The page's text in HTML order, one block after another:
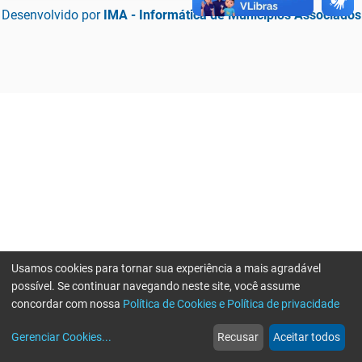
Desenvolvido por IMA - Informática de Municípios Associados
web
Notícias
more_horiz
Mais
Usamos cookies para tornar sua experiência a mais agradável
possível. Se continuar navegando neste site, você assume
concordar com nossa Política de Cookies e Política de privacidade
Gerenciar Cookies... Recusar Aceitar todos
Erro ao enviar informações, por favor tente novamente